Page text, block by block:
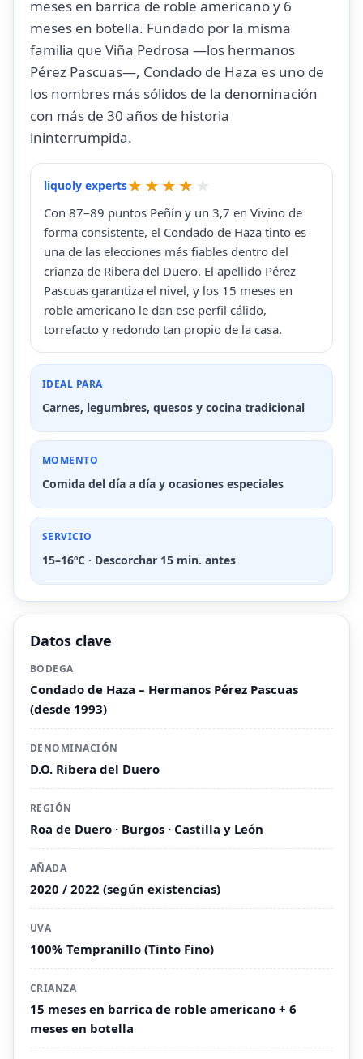
meses en barrica de roble americano y 6
meses en botella. Fundado por la misma
familia que Viña Pedrosa —los hermanos
Pérez Pascuas—, Condado de Haza es uno de
los nombres más sólidos de la denominación
con más de 30 años de historia
ininterrumpida.
liquoly experts
Con 87–89 puntos Peñín y un 3,7 en Vivino de
forma consistente, el Condado de Haza tinto es
una de las elecciones más fiables dentro del
crianza de Ribera del Duero. El apellido Pérez
Pascuas garantiza el nivel, y los 15 meses en
roble americano le dan ese perfil cálido,
torrefacto y redondo tan propio de la casa.
IDEAL PARA
Carnes, legumbres, quesos y cocina tradicional
MOMENTO
Comida del día a día y ocasiones especiales
SERVICIO
15–16ºC · Descorchar 15 min. antes
Datos clave
BODEGA
Condado de Haza – Hermanos Pérez Pascuas
(desde 1993)
DENOMINACIÓN
D.O. Ribera del Duero
REGIÓN
Roa de Duero · Burgos · Castilla y León
AÑADA
2020 / 2022 (según existencias)
UVA
100% Tempranillo (Tinto Fino)
CRIANZA
15 meses en barrica de roble americano + 6
meses en botella